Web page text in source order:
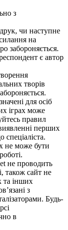
з
чи наступне
на
забороняється.
є автор
творів
для осіб
іграх може
правил
перших
спеціаліста.
не може бути
не проводить
також сайт не
та інших
з
Будь-
в